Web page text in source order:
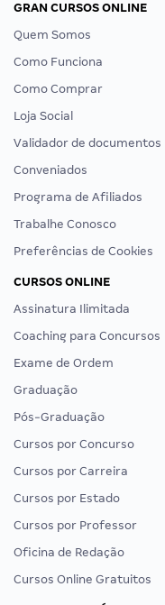
GRAN CURSOS ONLINE
Quem Somos
Como Funciona
Como Comprar
Loja Social
Validador de documentos
Conveniados
Programa de Afiliados
Trabalhe Conosco
Preferências de Cookies
CURSOS ONLINE
Assinatura Ilimitada
Coaching para Concursos
Exame de Ordem
Graduação
Pós-Graduação
Cursos por Concurso
Cursos por Carreira
Cursos por Estado
Cursos por Professor
Oficina de Redação
Cursos Online Gratuitos